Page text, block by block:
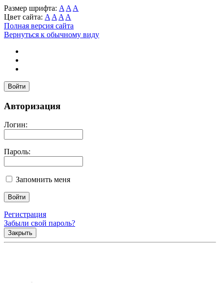
Размер шрифта: A A A
Цвет сайта: A A A A
Полная версия сайта
Вернуться к обычному виду
Войти
Авторизация
Логин:
Пароль:
Запомнить меня
Регистрация
Забыли свой пароль?
Закрыть